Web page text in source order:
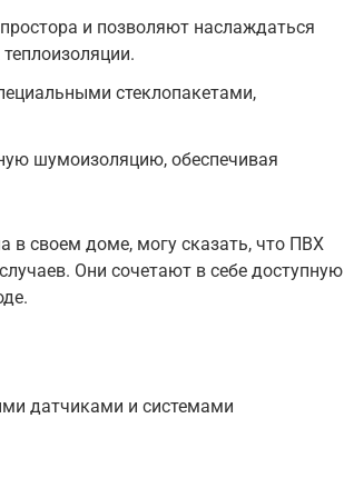
и позволяют наслаждаться
стеклопакетами,
шумоизоляцию, обеспечивая
в своем доме, могу сказать, что ПВХ
Они сочетают в себе доступную
датчиками и системами